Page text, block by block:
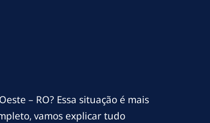
– RO? Essa situação é mais
vamos explicar tudo